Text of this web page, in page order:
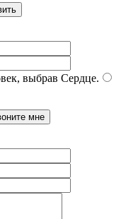
выбрав Сердце.